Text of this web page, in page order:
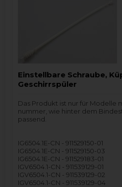
Einstellbare Schraube,
Geschirrspüler
Das Produkt ist nur für Modelle
nummer, wie hinter dem
passend.
IG6504.1E-CN - 911529150-01
IG6504.1E-CN - 911529150-03
IG6504.1E-CN - 911529183-01
IGV6504.1-CN - 911539129-01
IGV6504.1-CN - 911539129-02
IGV6504.1-CN - 911539129-04